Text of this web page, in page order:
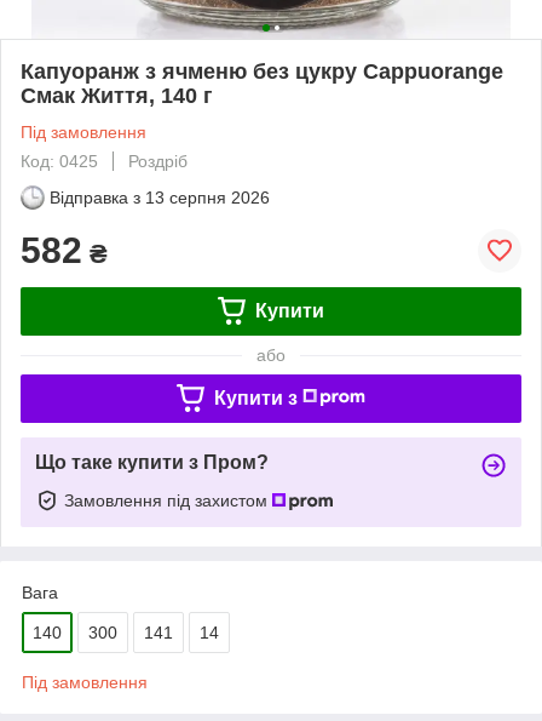
Капуоранж з ячменю без цукру Cappuorange
Смак Життя, 140 г
Під замовлення
Код: 0425
Роздріб
Відправка з 13 серпня 2026
582 ₴
Купити
або
Купити з
Що таке купити з Пром?
Замовлення під захистом
Вага
140 300 141 14
Під замовлення